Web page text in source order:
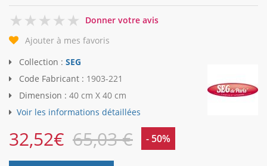
0
Donner votre avis
Ajouter à mes favoris
Collection : SEG
Code Fabricant : 1903-221
Dimension : 40 cm X 40 cm
Voir les informations détaillées
32,52€ 65,03 € - 50%